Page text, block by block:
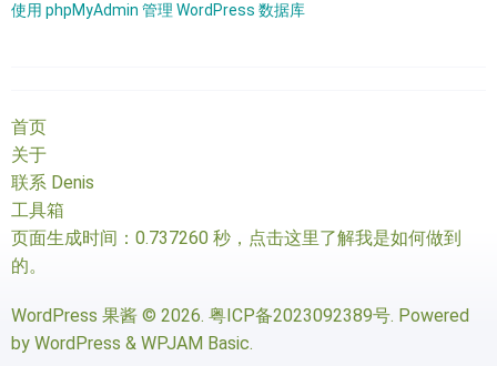
使用 phpMyAdmin 管理 WordPress 数据库
首页
关于
联系 Denis
工具箱
页面生成时间：0.737260 秒， 点击这里了解我是如何做到
的。
WordPress 果酱 © 2026. 粤ICP备2023092389号. Powered
by WordPress & WPJAM Basic.